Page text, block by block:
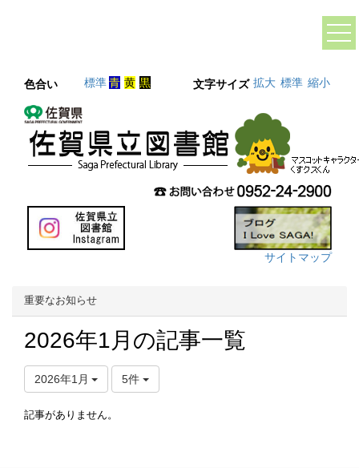
色合い 標準青 黄 黒 文字サイズ 拡大 標準 縮小
サイトマップ
重要なお知らせ
2026年1月の記事一覧
2026年1月 5件
記事がありません。